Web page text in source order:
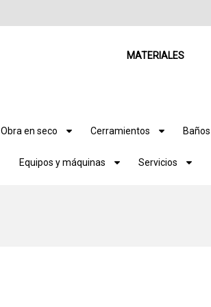
MATERIALES
Obra en seco Cerramientos Baños
Equipos y máquinas Servicios